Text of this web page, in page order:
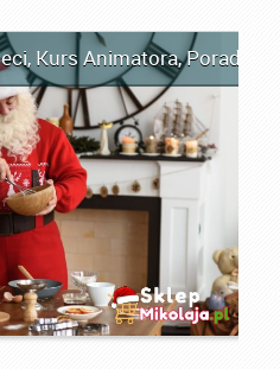
, Kurs Animatora,Porady